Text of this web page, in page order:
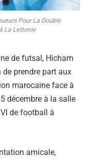
Pour La Double
La Lettonie
de futsal, Hicham
prendre part aux
marocaine face à
décembre à la salle
de football à
amicale,